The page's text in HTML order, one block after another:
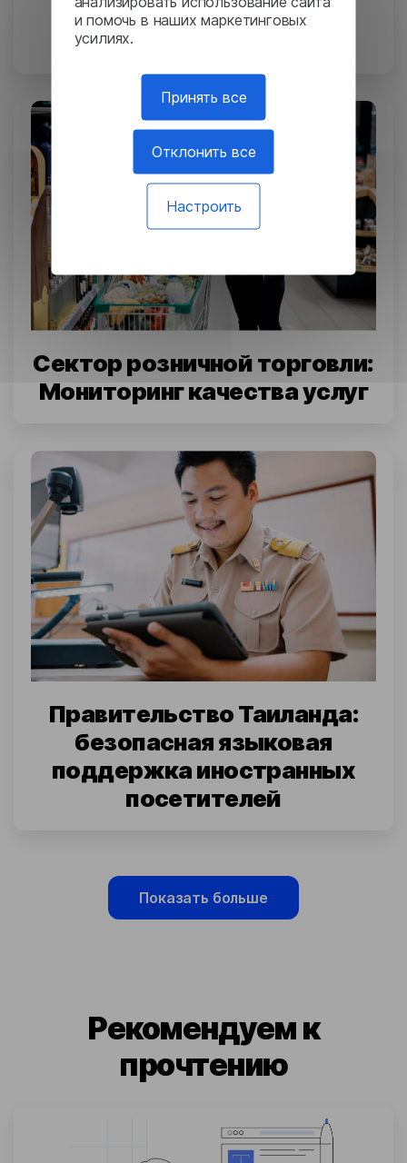
и помочь в наших маркетинговых
усилиях.
Принять все
Отклонить все
Настроить
Тесла: Перевод сложных
инженерных документов
Сектор розничной торговли:
Мониторинг качества услуг
Правительство Таиланда:
безопасная языковая
поддержка иностранных
посетителей
Показать больше
Рекомендуем к
прочтению